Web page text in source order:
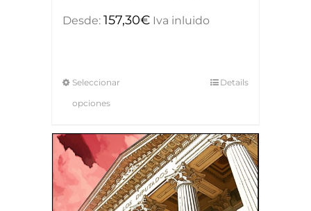
Desde: 157,30€ Iva inluido
Seleccionar
opciones
Details